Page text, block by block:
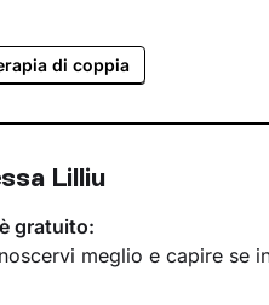
di coppia
Lilliu
gratuito:
meglio e capire se